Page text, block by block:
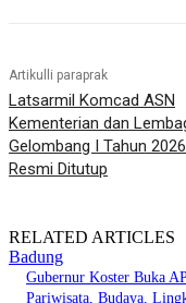
Artikulli paraprak
Latsarmil Komcad ASN
Kementerian dan
Gelombang I Tahun 2026
Resmi Ditutup
RELATED ARTICLES
Badung
Gubernur Koster Buka
Pariwisata, Budaya,